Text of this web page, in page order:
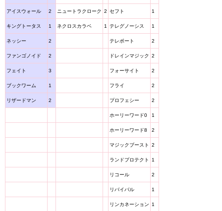
アイスウォール 2 ニュートラクローク 2 セフト 1
キングトータス 1 ネクロスカラベ 1 テレグノーシス 1
ネッシー 2 テレポート 2
ファンゴノイド 2 ドレインマジック 2
フェイト 3 フォーサイト 2
ブックワーム 1 フライ 2
リザードマン 2 プロフェシー 2
ホーリーワード0 1
ホーリーワード8 2
マジックブースト 2
ランドプロテクト 1
リコール 2
リバイバル 1
リンカネーション 1